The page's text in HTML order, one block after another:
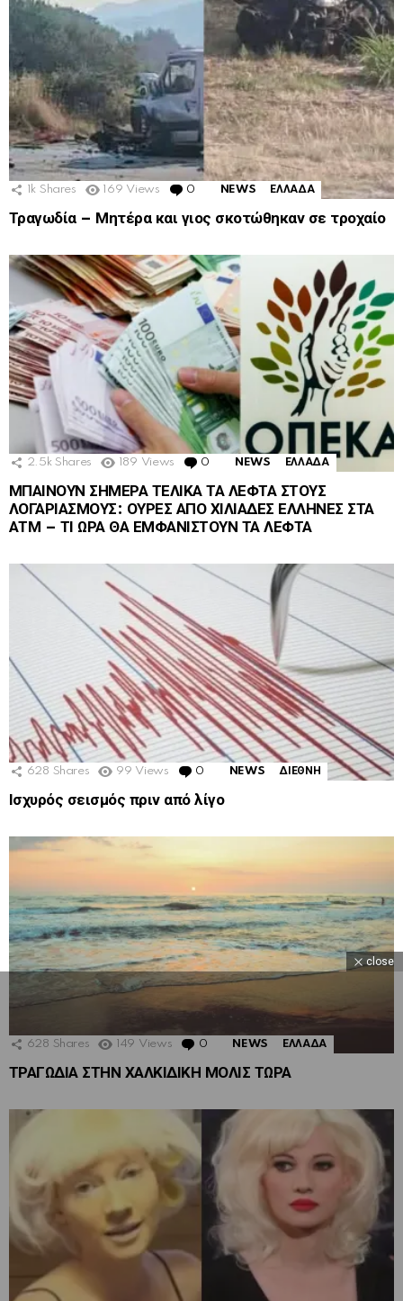
1k Shares 169 Views 0 Comments
NEWS ΕΛΛΑΔΑ
Τραγωδία – Μητέρα και γιος σκοτώθηκαν σε τροχαίο
2.5k Shares 189 Views 0 Comments
NEWS ΕΛΛΑΔΑ
ΜΠΑΙΝΟΥΝ ΣΗΜΕΡΑ ΤΕΛΙΚΑ ΤΑ ΛΕΦΤΑ ΣΤΟΥΣ
ΛΟΓΑΡΙΑΣΜΟΥΣ: ΟΥΡΕΣ ΑΠΟ ΧΙΛΙΑΔΕΣ ΕΛΛΗΝΕΣ ΣΤΑ
ΑΤΜ – ΤΙ ΩΡΑ ΘΑ ΕΜΦΑΝΙΣΤΟΥΝ ΤΑ ΛΕΦΤΑ
628 Shares 99 Views 0 Comments
NEWS ΔΙΕΘΝΗ
Ισχυρός σεισμός πριν από λίγο
628 Shares 149 Views 0 Comments
NEWS ΕΛΛΑΔΑ
ΤΡΑΓΩΔΙΑ ΣΤΗΝ ΧΑΛΚΙΔΙΚΗ ΜΟΛΙΣ ΤΩΡΑ
close